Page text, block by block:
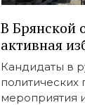
В Брянской
активная
Кандидаты в
политических
мероприятия